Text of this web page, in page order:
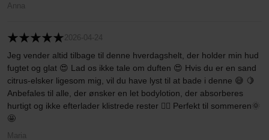
Anna
2026-04-24
Jeg vender altid tilbage til denne hverdagshelt, der holder min hud
fugtet og glat 😍 Lad os ikke tale om duften 😍 Hvis du er en sand
citrus-elsker ligesom mig, vil du have lyst til at bade i denne 😅 🍋
Anbefales til alle, der ønsker en let bodylotion, der absorberes
hurtigt og ikke efterlader klistrede rester 👍🏻 Perfekt til sommeren🌞
🤩
Maria